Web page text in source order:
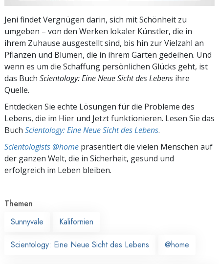
Jeni findet Vergnügen darin, sich mit Schönheit zu
umgeben – von den Werken lokaler Künstler, die in
ihrem Zuhause ausgestellt sind, bis hin zur Vielzahl an
Pflanzen und Blumen, die in ihrem Garten gedeihen. Und
wenn es um die Schaffung persönlichen Glücks geht, ist
das Buch Scientology: Eine Neue Sicht des Lebens ihre
Quelle.
Entdecken Sie echte Lösungen für die Probleme des
Lebens, die im Hier und Jetzt funktionieren. Lesen Sie das
Buch Scientology: Eine Neue Sicht des Lebens.
Scientologists @home präsentiert die vielen Menschen auf
der ganzen Welt, die in Sicherheit, gesund und
erfolgreich im Leben bleiben.
Themen
Sunnyvale
Kalifornien
Scientology: Eine Neue Sicht des Lebens @home